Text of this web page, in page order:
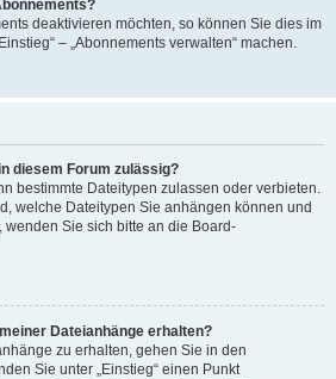
deaktivieren möchten, so können Sie dies im
– „Abonnements verwalten“ machen.
diesem Forum zulässig?
bestimmte Dateitypen zulassen oder verbieten.
welche Dateitypen Sie anhängen können und
Sie sich bitte an die Board-
Dateianhänge erhalten?
zu erhalten, gehen Sie in den
Sie unter „Einstieg“ einen Punkt